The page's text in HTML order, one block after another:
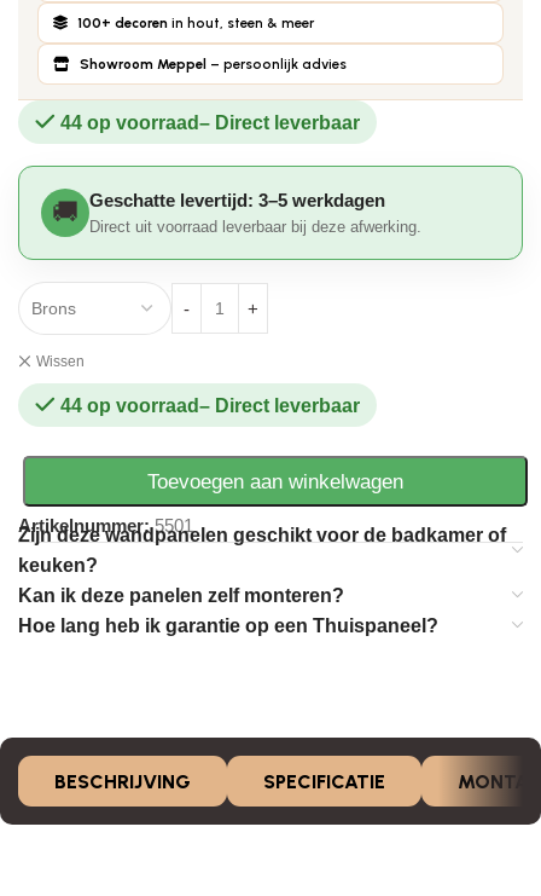
100+ decoren in hout, steen & meer
Showroom Meppel – persoonlijk advies
44 op voorraad
Geschatte levertijd: 3–5 werkdagen
Direct uit voorraad leverbaar bij deze afwerking.
Wissen
44 op voorraad
Toevoegen aan winkelwagen
Artikelnummer:5501
Zijn deze wandpanelen geschikt voor de badkamer of
keuken?
Kan ik deze panelen zelf monteren?
Hoe lang heb ik garantie op een Thuispaneel?
BESCHRIJVING SPECIFICATIE